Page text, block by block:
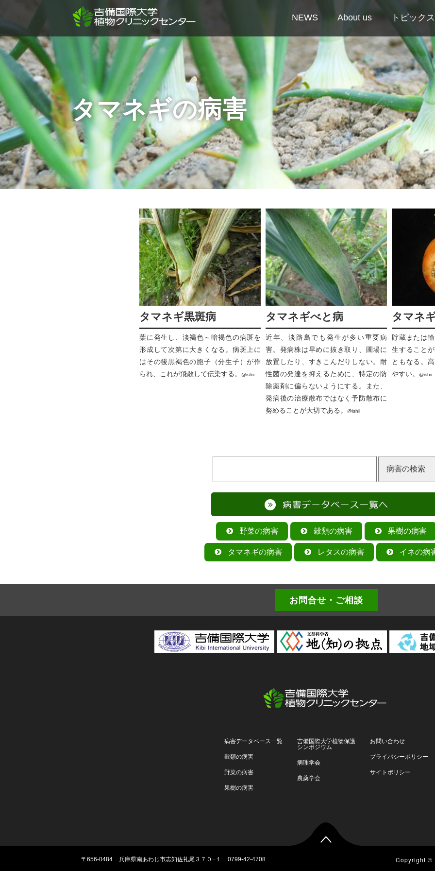
NEWS About us トピックス
タマネギの病害
タマネギ黒斑病
葉に発生し、淡褐色～暗褐色の病斑を
形成して次第に大きくなる。病斑上に
はその後黒褐色の胞子（分生子）が作
られ、これが飛散して伝染する。
@ishii
タマネギべと病
近年、淡路島でも発生が多い重要病
害。発病株は早めに抜き取り、圃場に
放置したり、すきこんだりしない。耐
性菌の発達を抑えるために、特定の防
除薬剤に偏らないようにする。また、
発病後の治療散布ではなく予防散布に
努めることが大切である。
@ishii
タマネ
貯蔵または
生すること
ともなる。
やすい。
@ishii
野菜の病害 穀類の病害 果樹の病害
タマネギの病害 レタスの病害 イネの病
お問合せ・ご相談
病害データベース一覧
穀類の病害
野菜の病害
果樹の病害
吉備国際大学植物保護
シンポジウム
病理学会
農薬学会
お問い合わせ
プライバシーポリシー
サイトポリシー
〒656-0484 兵庫県南あわじ市志知佐礼尾３７０−１ 0799-42-4708 Copyright